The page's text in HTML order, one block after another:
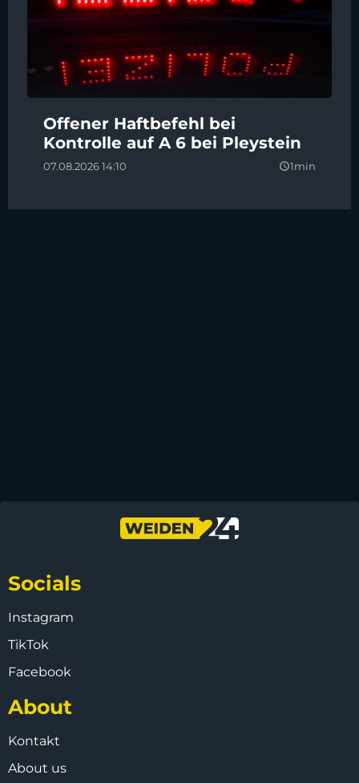
Offener Haftbefehl bei
Kontrolle auf A 6 bei Pleystein
07.08.2026 14:10 query_builder1min
Socials
Instagram
TikTok
Facebook
About
Kontakt
About us